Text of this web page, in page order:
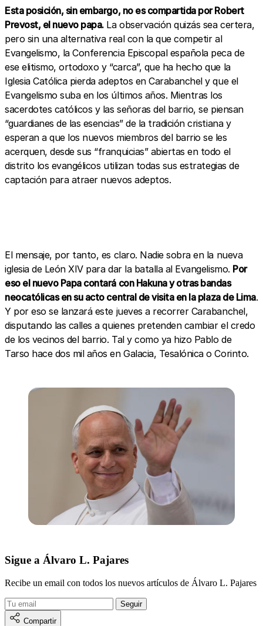
Esta posición, sin embargo, no es compartida por Robert
Prevost, el nuevo papa.La observación quizás sea certera,
pero sin una alternativa real con la que competir al
Evangelismo, la Conferencia Episcopal española peca de
ese elitismo, ortodoxo y “carca”, que ha hecho que la
Iglesia Católica pierda adeptos en Carabanchel y que el
Evangelismo suba en los últimos años. Mientras los
sacerdotes católicos y las señoras del barrio, se piensan
“guardianes de las esencias” de la tradición cristiana y
esperan a que los nuevos miembros del barrio se les
acerquen, desde sus “franquicias” abiertas en todo el
distrito los evangélicos utilizan todas sus estrategias de
captación para atraer nuevos adeptos.
El mensaje, por tanto, es claro. Nadie sobra en la nueva
iglesia de León XIV para dar la batalla al Evangelismo. Por
eso el nuevo Papa contará con Hakuna y otras bandas
neocatólicas en su acto central de visita en la plaza de Lima.
Y por eso se lanzará este jueves a recorrer Carabanchel,
disputando las calles a quienes pretenden cambiar el credo
de los vecinos del barrio. Tal y como ya hizo Pablo de
Tarso hace dos mil años en Galacia, Tesalónica o Corinto.
Sigue a Álvaro L. Pajares
Recibe un email con todos los nuevos artículos de Álvaro L. Pajares
Compartir